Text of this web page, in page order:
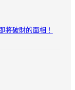
將破財的面相！